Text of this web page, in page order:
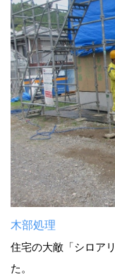
木部処理
住宅の大敵「シロア
た。